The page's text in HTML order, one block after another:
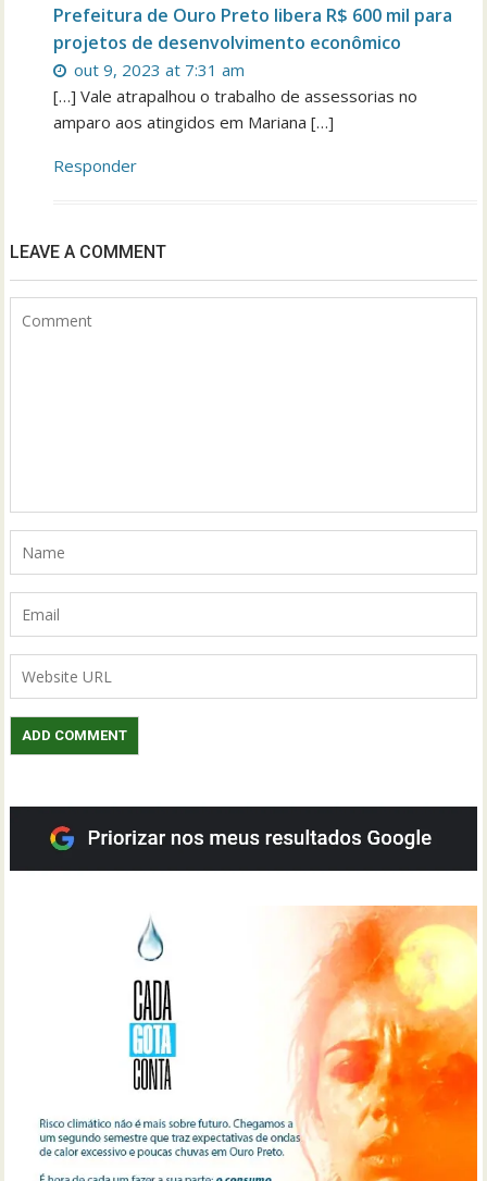
Prefeitura de Ouro Preto libera R$ 600 mil para
projetos de desenvolvimento econômico
out 9, 2023 at 7:31 am
[…] Vale atrapalhou o trabalho de assessorias no
amparo aos atingidos em Mariana […]
Responder
LEAVE A COMMENT